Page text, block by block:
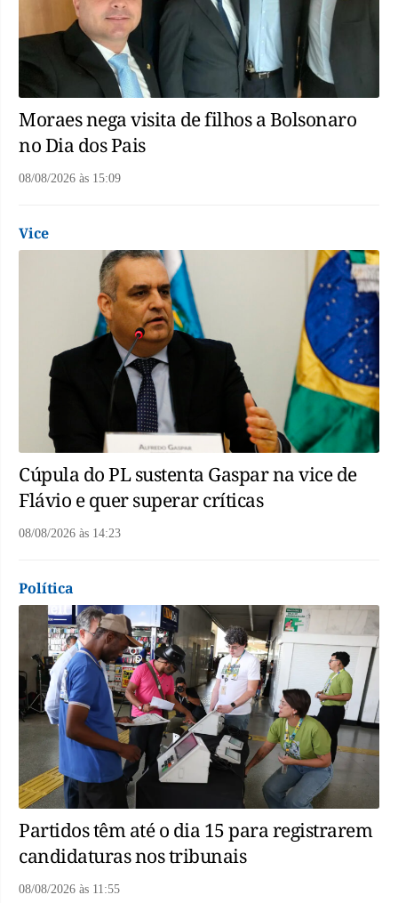
Moraes nega visita de filhos a Bolsonaro
no Dia dos Pais
08/08/2026 às 15:09
Vice
Cúpula do PL sustenta Gaspar na vice de
Flávio e quer superar críticas
08/08/2026 às 14:23
Política
Partidos têm até o dia 15 para registrarem
candidaturas nos tribunais
08/08/2026 às 11:55